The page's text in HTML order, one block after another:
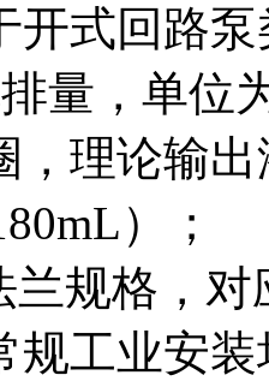
开式回路
量，单位
，理论输
）；
规格，对
规工业安